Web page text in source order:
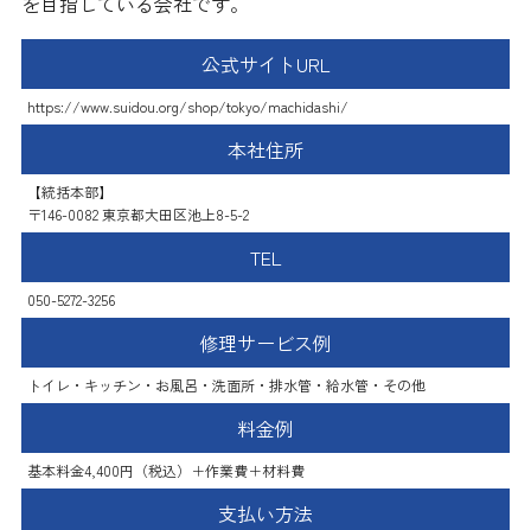
公式サイトURL
https://www.suidou.org/shop/tokyo/machidashi/
本社住所
【統括本部】
〒146-0082 東京都大田区池上8-5-2
TEL
050-5272-3256
修理サービス例
トイレ・キッチン・お風呂・洗面所・排水管・給水管・その他
料金例
基本料金4,400円（税込）＋作業費＋材料費
支払い方法